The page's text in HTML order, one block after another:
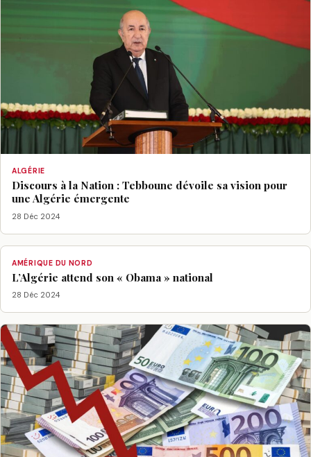
ALGÉRIE
Discours à la Nation : Tebboune dévoile sa vision pour
une Algérie émergente
28 Déc 2024
AMÉRIQUE DU NORD
L’Algérie attend son « Obama » national
28 Déc 2024